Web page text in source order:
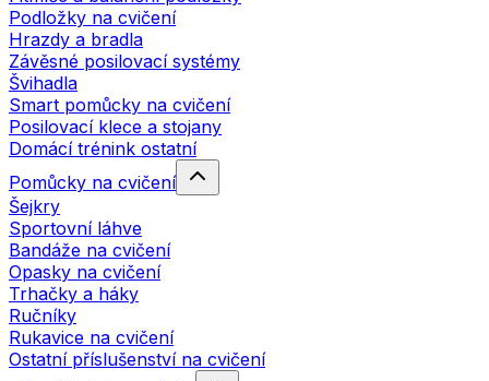
Podložky na cvičení
Hrazdy a bradla
Závěsné posilovací systémy
Švihadla
Smart pomůcky na cvičení
Posilovací klece a stojany
Domácí trénink ostatní
Pomůcky na cvičení
Šejkry
Sportovní láhve
Bandáže na cvičení
Opasky na cvičení
Trhačky a háky
Ručníky
Rukavice na cvičení
Ostatní příslušenství na cvičení